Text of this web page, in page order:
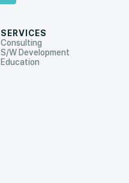
SERVICES
Consulting
S/W Development
Education